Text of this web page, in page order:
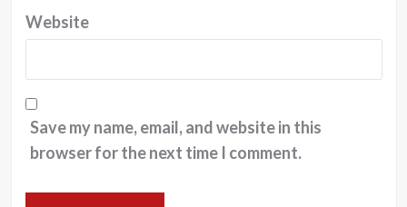
Website
Save my name, email, and website in this
browser for the next time I comment.